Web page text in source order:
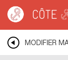
BRETAGNE
>ILLE ET
MODIFIER